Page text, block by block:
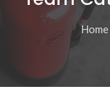
Home